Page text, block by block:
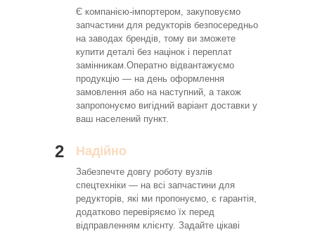
Є компанією-імпортером, закуповуємо
запчастини для редукторів безпосередньо
на заводах брендів, тому ви зможете
купити деталі без націнок і переплат
замінникам.Оператно відвантажуємо
продукцію — на день оформлення
замовлення або на наступний, а також
запропонуємо вигідний варіант доставки у
ваш населений пункт.
2 Надійно
Забезпечте довгу роботу вузлів
спецтехніки — на всі запчастини для
редукторів, які ми пропонуємо, є гарантія,
додатково перевіряємо їх перед
відправленням клієнту. Задайте цікаві